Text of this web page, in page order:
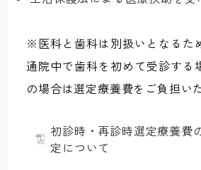
※医科と歯科は別扱いとなるた
通院中で歯科を初めて受診する
の場合は選定療養費をご負担い
初診時・再診時選定療養費
定について